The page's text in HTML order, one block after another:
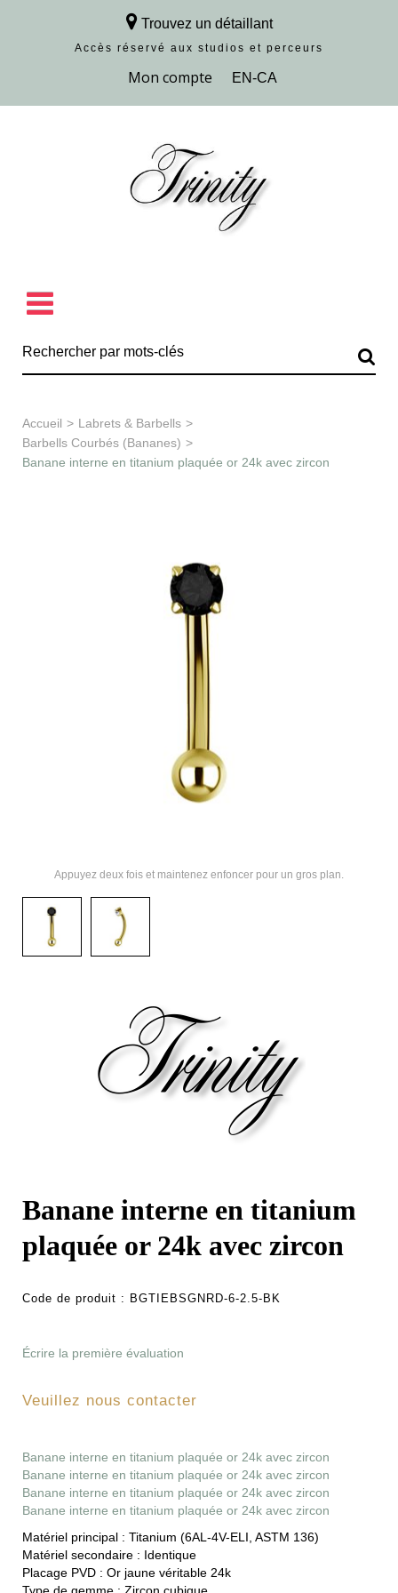
Trouvez un détaillant
Accès réservé aux studios et perceurs
Découvrir la collection
Besoin d’aide ?
Accueil > Labrets & Barbells >
Barbells Courbés (Bananes) >
Banane interne en titanium plaquée or 24k avec zircon
Appuyez deux fois et maintenez enfoncer pour un gros plan.
Banane interne en titanium
plaquée or 24k avec zircon
Code de produit : BGTIEBSGNRD-6-2.5-BK
Écrire la première évaluation
Veuillez nous contacter
Banane interne en titanium plaquée or 24k avec zircon
Banane interne en titanium plaquée or 24k avec zircon
Banane interne en titanium plaquée or 24k avec zircon
Banane interne en titanium plaquée or 24k avec zircon
Matériel principal : Titanium (6AL-4V-ELI, ASTM 136)
Matériel secondaire : Identique
Placage PVD : Or jaune véritable 24k